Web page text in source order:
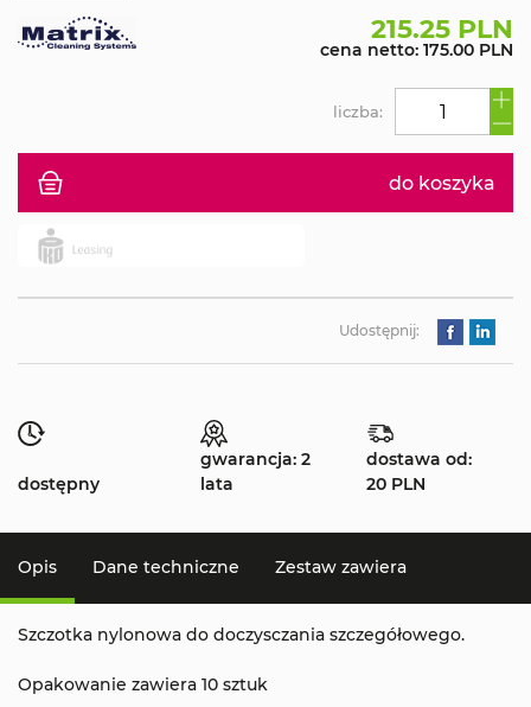
215.25 PLN
cena netto: 175.00 PLN
do koszyka
liczba:
Udostępnij:
dostępny
gwarancja: 2
lata
dostawa od:
20 PLN
Opis Dane techniczne Zestaw zawiera
Szczotka nylonowa do doczysczania szczegółowego.
Opakowanie zawiera 10 sztuk